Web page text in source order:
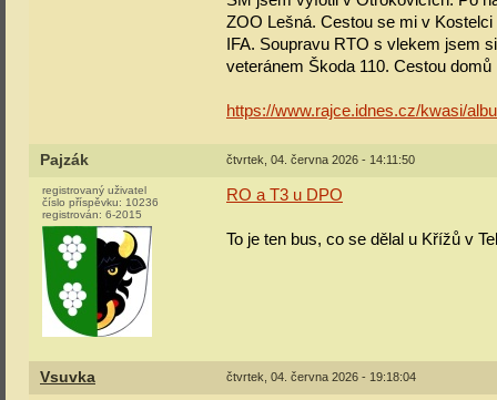
ZOO Lešná. Cestou se mi v
IFA. Soupravu RTO s vlekem jsem
veteránem Škoda 110. Cestou
https://www.rajce.idnes.cz/kwasi/
Pajzák čtvrtek, 04. června 2026 - 14:11:50
registrovaný uživatel
číslo příspěvku: 10236
registrován: 6-2015
RO a T3 u DPO
To je ten bus, co se dělal u Křížů v
Vsuvka čtvrtek, 04. června 2026 - 19:18:04